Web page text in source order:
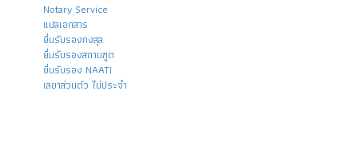
Notary Service
แปลเอกสาร
ยื่นรับรองกงสุล
ยื่นรับรองสถานฑูต
ยื่นรับรอง NAATI
เลขาส่วนตัว ไม่ประจำ